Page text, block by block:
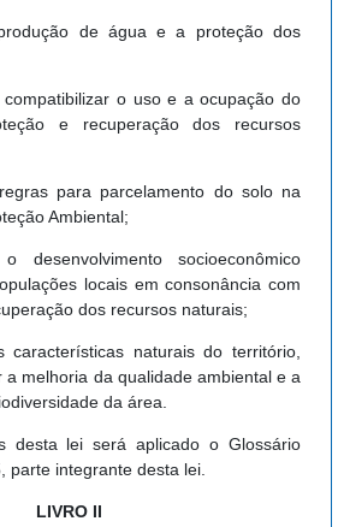
de água e a proteção dos
o uso e a ocupação do
e recuperação dos recursos
para parcelamento do solo na
Ambiental;
desenvolvimento socioeconômico
locais em consonância com
dos recursos naturais;
naturais do território,
a melhoria da qualidade ambiental e a
da área.
desta lei será aplicado o Glossário
parte integrante desta lei.
LIVRO II